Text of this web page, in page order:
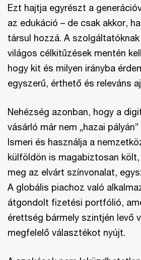
Ezt hajtja egyrészt a
az edukáció – de csak akkor,
társul hozzá. A
világos célkitűzések mentén
hogy kit és milyen irányba
egyszerű, érthető és releváns
Nehézség azonban, hogy a
vásárló már nem „hazai
Ismeri és használja a
külföldön is magabiztosan
meg az elvárt színvonalat,
A globális piachoz való
átgondolt fizetési portfólió,
érettség bármely szintjén levő
megfelelő választékot nyújt.